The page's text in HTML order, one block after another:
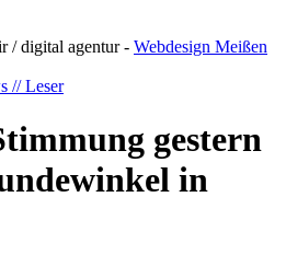
/ digital agentur - Webdesign Meißen
// Leser
gestern
in